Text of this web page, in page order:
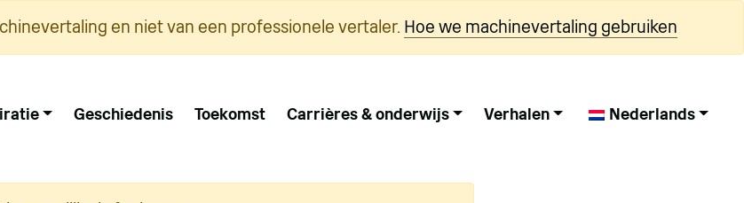
en niet van een professionele vertaler. Hoe we machinevertaling gebruiken
Geschiedenis Toekomst Carrières & onderwijs Verhalen Nederlands